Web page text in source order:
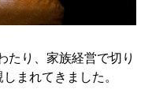
たり、家族経営で切り
まれてきました。